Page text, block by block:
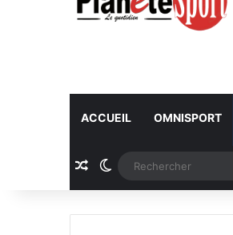
ACCUEIL OMNISPORT
Article Aléatoire
Switch skin